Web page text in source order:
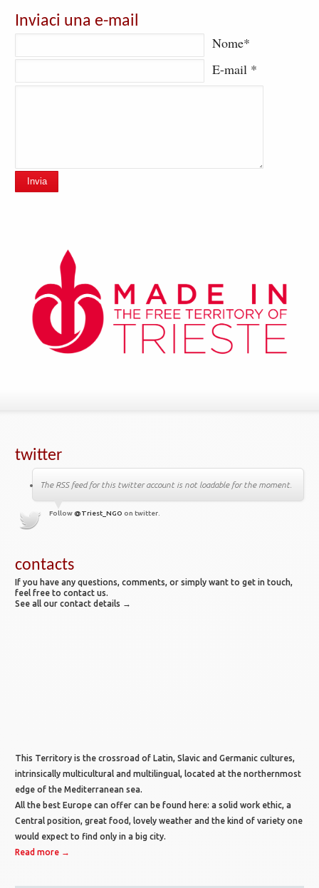
Inviaci una e-mail
Nome*
E-mail *
Invia
twitter
The RSS feed for this twitter account is not loadable for the moment.
Follow @Triest_NGO on twitter.
contacts
If you have any questions, comments, or simply want to get in touch,
feel free to contact us.
See all our contact details →
This Territory is the crossroad of Latin, Slavic and Germanic cultures,
intrinsically multicultural and multilingual, located at the northernmost
edge of the Mediterranean sea.
All the best Europe can offer can be found here: a solid work ethic, a
Central position, great food, lovely weather and the kind of variety one
would expect to find only in a big city.
Read more →